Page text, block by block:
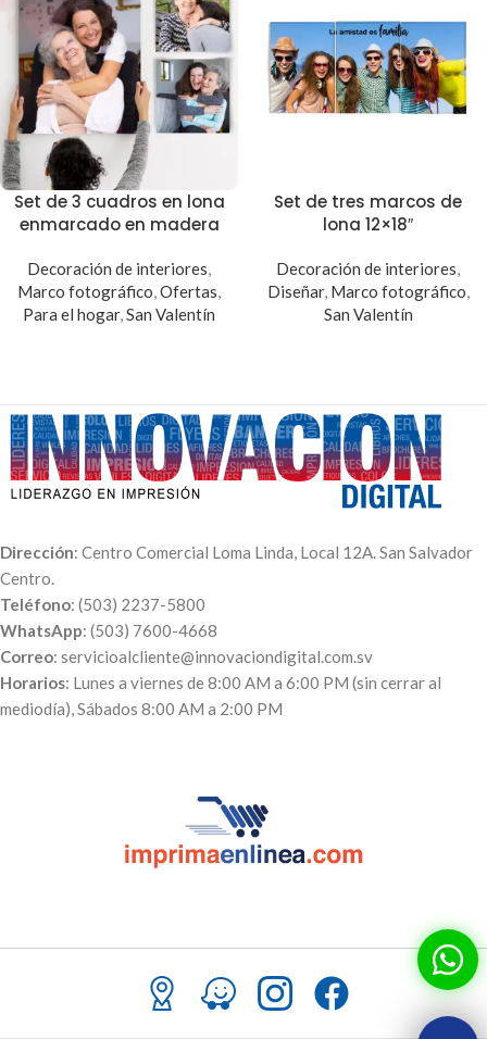
Set de 3 cuadros en lona
enmarcado en madera
Decoración de interiores,
Marco fotográfico,Ofertas,
Para el hogar,San Valentín
Set de tres marcos de
lona 12×18″
Decoración de interiores,
Diseñar, Marco fotográfico,
San Valentín
Dirección: Centro Comercial Loma Linda, Local 12A. San Salvador
Centro.
Teléfono: (503) 2237-5800
WhatsApp: (503) 7600-4668
Correo: servicioalcliente@innovaciondigital.com.sv
Horarios: Lunes a viernes de 8:00 AM a 6:00 PM (sin cerrar al
mediodía), Sábados 8:00 AM a 2:00 PM